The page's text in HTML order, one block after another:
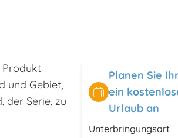
Produkt
und Gebiet,
der Serie, zu
Planen Sie
ein
Urlaub an
Unterbringungsart